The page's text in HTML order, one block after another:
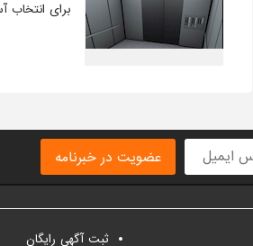
برای انتخاب
عضویت در خبرنامه
ثبت آگهی رایگان